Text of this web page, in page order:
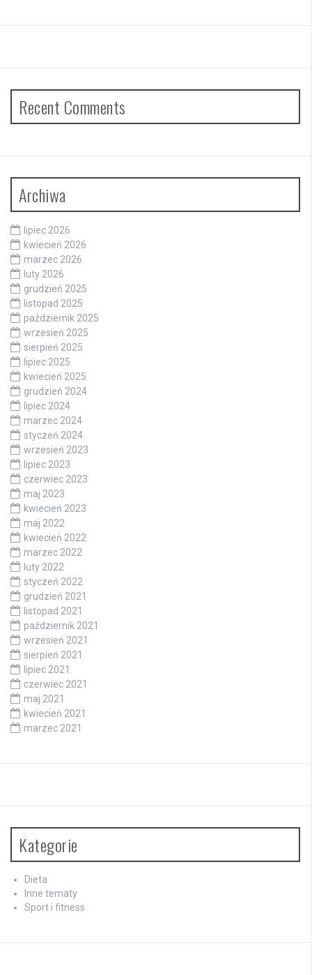
Recent Comments
Archiwa
lipiec 2026
kwiecień 2026
marzec 2026
luty 2026
grudzień 2025
listopad 2025
październik 2025
wrzesień 2025
sierpień 2025
lipiec 2025
kwiecień 2025
grudzień 2024
lipiec 2024
marzec 2024
styczeń 2024
wrzesień 2023
lipiec 2023
czerwiec 2023
maj 2023
kwiecień 2023
maj 2022
kwiecień 2022
marzec 2022
luty 2022
styczeń 2022
grudzień 2021
listopad 2021
październik 2021
wrzesień 2021
sierpień 2021
lipiec 2021
czerwiec 2021
maj 2021
kwiecień 2021
marzec 2021
Kategorie
Dieta
Inne tematy
Sport i fitness